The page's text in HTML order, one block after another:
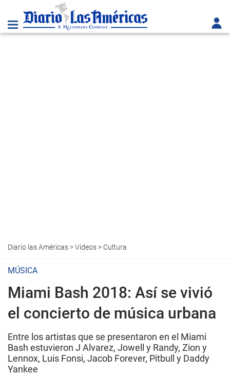
Diario las Américas>Videos> Cultura
MÚSICA
Miami Bash 2018: Así se vivió
el concierto de música urbana
Entre los artistas que se presentaron en el Miami
Bash estuvieron J Alvarez, Jowell y Randy, Zion y
Lennox, Luis Fonsi, Jacob Forever, Pitbull y Daddy
Yankee